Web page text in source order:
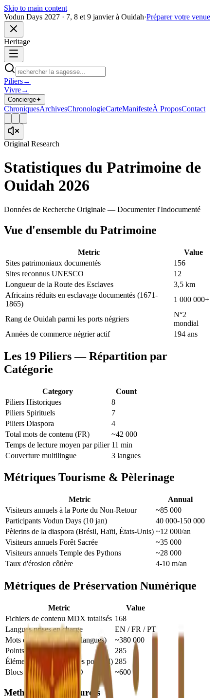
Skip to main content
Vodun Days 2027 · 7, 8 et 9 janvier à Ouidah·Préparer votre venue
Heritage
Piliers→
Vivre→
Concierge✦
ChroniquesArchivesChronologieCarteManifesteÀ ProposContact
Original Research
Statistiques du Patrimoine de
Ouidah 2026
Données de Recherche Originale — Documenter l'Indocumenté
Vue d'ensemble du Patrimoine
Metric
Value
Sites patrimoniaux documentés
156
Sites reconnus UNESCO
12
Longueur de la Route des Esclaves
3,5 km
Africains réduits en esclavage documentés (1671-
1865)
1 000 000+
Rang de Ouidah parmi les ports négriers
N°2
mondial
Années de commerce négrier actif
194 ans
Les 19 Piliers — Répartition par
Catégorie
Category
Count
Piliers Historiques
8
Piliers Spirituels
7
Piliers Diaspora
4
Total mots de contenu (FR)
~42 000
Temps de lecture moyen par pilier 11 min
Couverture multilingue
3 langues
Métriques Tourisme & Pèlerinage
Metric
Annual
Visiteurs annuels à la Porte du Non-Retour
~85 000
Participants Vodun Days (10 jan)
40 000-150 000
Pèlerins de la diaspora (Brésil, Haïti, États-Unis) ~12 000/an
Visiteurs annuels Forêt Sacrée
~35 000
Visiteurs annuels Temple des Pythons
~28 000
Taux d'érosion côtière
4-10 m/an
Métriques de Préservation Numérique
Metric
Value
Fichiers de contenu MDX totalisés 168
Langues prises en charge
EN / FR / PT
Mots de contenu (toutes langues)
~380 000
Points Clés (citation AI)
285
Éléments FAQ (structurés pour AI) 285
Blocs Schema JSON-LD
~600+
Methodology & Sources